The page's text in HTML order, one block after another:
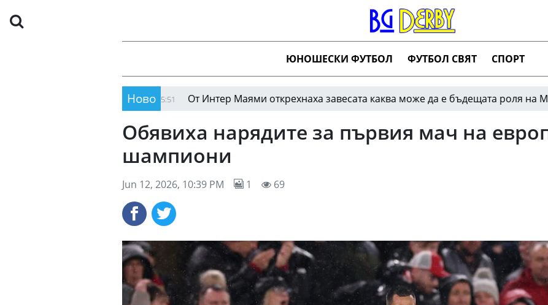
ЮНОШЕСКИ ФУТБОЛ ФУТБОЛ СВЯТ СПОРТ
Ново
05:51 От Интер Маями открехнаха завесата каква може да е бъдещата роля на Меси в
Обявиха нарядите за първия мач на
шампиони
Jun 12, 2026, 10:39 PM 1 69